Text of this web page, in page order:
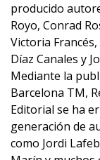
producido
Royo, Conrad
Victoria
Díaz Canales y
Mediante la
Barcelona TM,
Editorial se ha
generación de
como Jordi